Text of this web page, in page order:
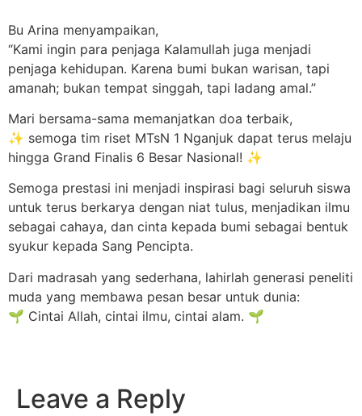
Bu Arina menyampaikan,
“Kami ingin para penjaga Kalamullah juga menjadi
penjaga kehidupan. Karena bumi bukan warisan, tapi
amanah; bukan tempat singgah, tapi ladang amal.”
Mari bersama-sama memanjatkan doa terbaik,
✨ semoga tim riset MTsN 1 Nganjuk dapat terus melaju
hingga Grand Finalis 6 Besar Nasional! ✨
Semoga prestasi ini menjadi inspirasi bagi seluruh siswa
untuk terus berkarya dengan niat tulus, menjadikan ilmu
sebagai cahaya, dan cinta kepada bumi sebagai bentuk
syukur kepada Sang Pencipta.
Dari madrasah yang sederhana, lahirlah generasi peneliti
muda yang membawa pesan besar untuk dunia:
🌱 Cintai Allah, cintai ilmu, cintai alam. 🌱
Leave a Reply